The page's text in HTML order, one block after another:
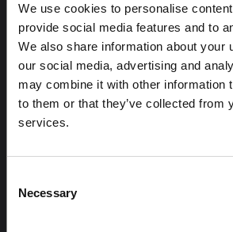
We use cookies to personalise
provide social media features and to
We also share information about your
our social media, advertising and
may combine it with other information
to them or that they’ve collected from
services.
Selection
Necessary
des informations contextuelles pour la
l'épidémie d'Ebola à Bundibugyo
la RDC. Cette note développe les…
HAL Sciences ouvertes
ARTICLE
Note contextuelle sur
Bundibugyo. La note n'aborde pas